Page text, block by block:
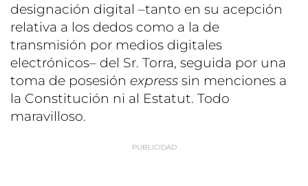
designación digital –tanto en su acepción
relativa a los dedos como a la de
transmisión por medios digitales
electrónicos– del Sr. Torra, seguida por una
toma de posesión express sin menciones a
la Constitución ni al Estatut. Todo
maravilloso.